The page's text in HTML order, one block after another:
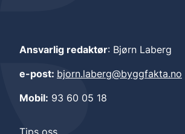
Ansvarlig redaktør: Bjørn Laberg
e-post: bjorn.laberg@byggfakta.no
Mobil: 93 60 05 18